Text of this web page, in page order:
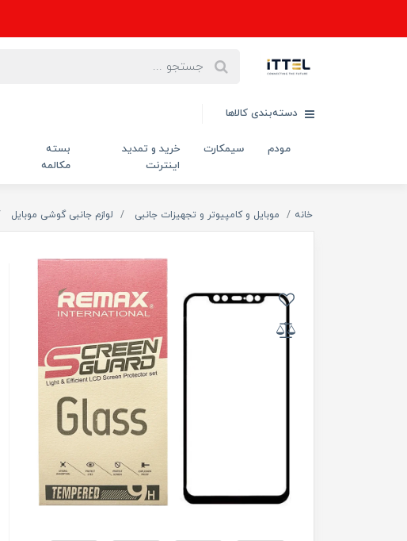
دسته‌بندی کالاها
مودم سیمکارت
خرید و تمدید
اینترنت
بسته
مکالمه
خانه موبایل و کامپیوتر و تجهیزات جانبی لوازم جانبی گوشی موبایل